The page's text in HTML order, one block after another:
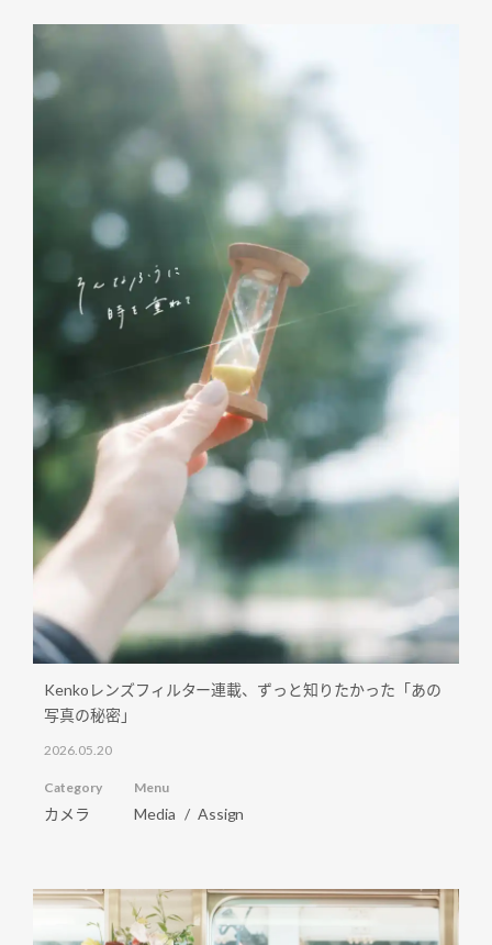
Kenkoレンズフィルター連載、ずっと知りたかった「あの
写真の秘密」
2026.05.20
Category
カメラ
Menu
Media Assign